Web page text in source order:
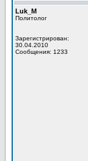
Luk_M
Политолог
Зарегистрирован:
30.04.2010
Сообщения: 1233